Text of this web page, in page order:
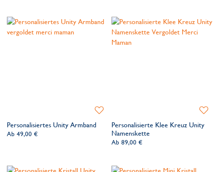
Personalisiertes Unity Armband
Ab 49,00 €
Zur
hinzufügenPersonalisierte Klee Kreuz Unity
Namenskette
Ab 89,00 €
Zur